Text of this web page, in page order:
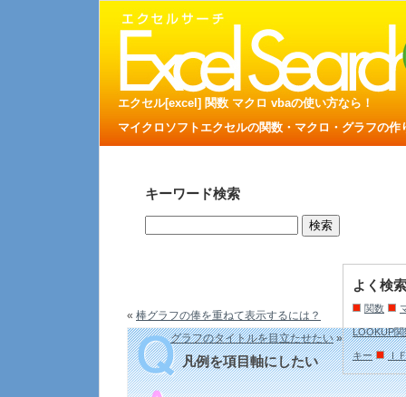
エクセル[excel] 関数 マクロ vbaの使い方なら！
マイクロソフトエクセルの関数・マクロ・グラフの
キーワード検索
よく検
関数
LOOKUP関
キー Ｉ
« 棒グラフの俸を重ねて表示するには？
グラフのタイトルを目立たせたい»
凡例を項目軸にしたい